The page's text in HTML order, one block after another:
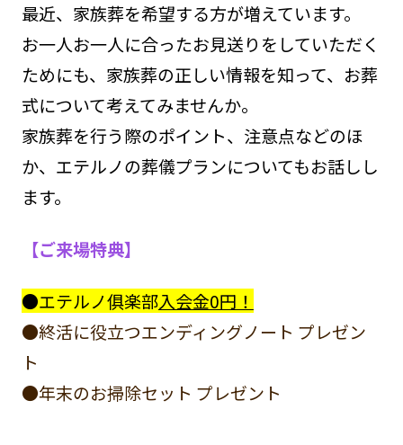
最近、家族葬を希望する方が増えています。
お一人お一人に合ったお見送りをしていただく
ためにも、家族葬の正しい情報を知って、お葬
式について考えてみませんか。
家族葬を行う際のポイント、注意点などのほ
か、エテルノの葬儀プランについてもお話しし
ます。
【ご来場特典】
●エテルノ俱楽部入会金0円！
●終活に役立つエンディングノート プレゼン
ト
●年末のお掃除セット プレゼント